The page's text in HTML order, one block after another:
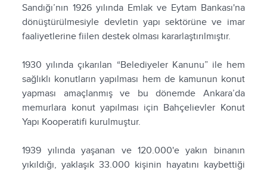
Sandığı’nın 1926 yılında Emlak ve Eytam Bankası'na
dönüştürülmesiyle devletin yapı sektörüne ve imar
faaliyetlerine fiilen destek olması kararlaştırılmıştır.
1930 yılında çıkarılan “Belediyeler Kanunu” ile hem
sağlıklı konutların yapılması hem de kamunun konut
yapması amaçlanmış ve bu dönemde Ankara’da
memurlara konut yapılması için Bahçelievler Konut
Yapı Kooperatifi kurulmuştur.
1939 yılında yaşanan ve 120.000'e yakın binanın
yıkıldığı, yaklaşık 33.000 kişinin hayatını kaybettiği